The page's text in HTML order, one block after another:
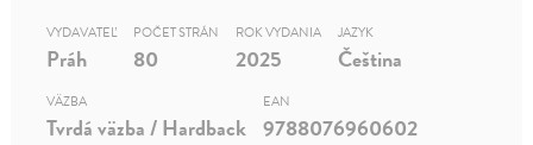
VYDAVATEĽ
Práh
POČET STRÁN
80
ROK VYDANIA
2025
JAZYK
Čeština
VÄZBA
Tvrdá väzba / Hardback
EAN
9788076960602